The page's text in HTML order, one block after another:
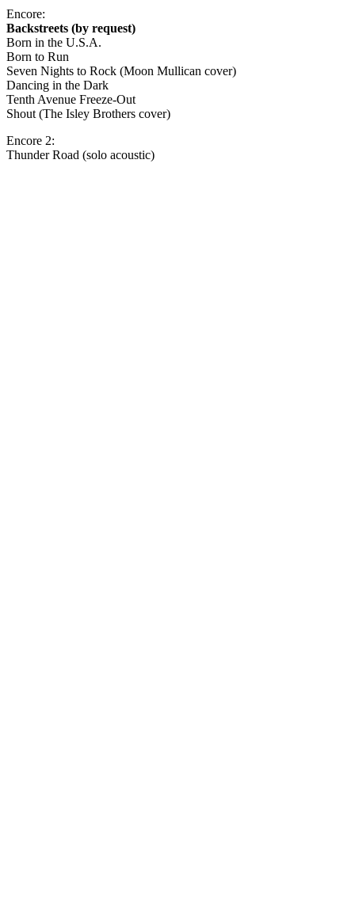
Encore:
Backstreets (by request)
Born in the U.S.A.
Born to Run
Seven Nights to Rock (Moon Mullican cover)
Dancing in the Dark
Tenth Avenue Freeze-Out
Shout (The Isley Brothers cover)
Encore 2:
Thunder Road (solo acoustic)